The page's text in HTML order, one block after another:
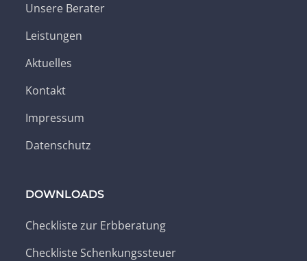
Unsere Berater
Leistungen
Aktuelles
Kontakt
Impressum
Datenschutz
DOWNLOADS
Checkliste zur Erbberatung
Checkliste Schenkungssteuer